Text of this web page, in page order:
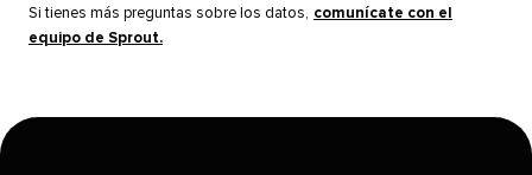
Si tienes más preguntas sobre los datos, comunícate con el
equipo de Sprout.​​